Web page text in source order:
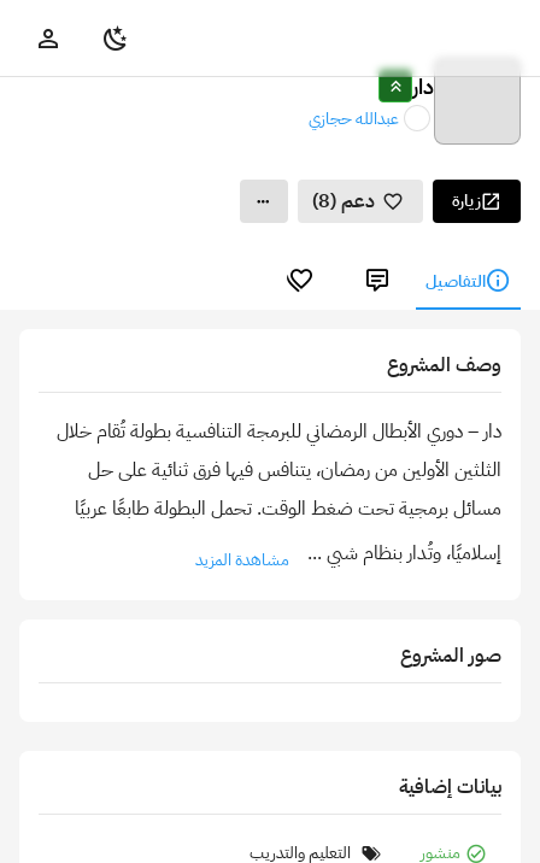
دار
عبدالله حجازي
زيارة دعم (8)
التفاصيل
وصف المشروع
دار – دوري الأبطال الرمضاني للبرمجة التنافسية بطولة تُقام خلال
الثلثين الأولين من رمضان، يتنافس فيها فرق ثنائية على حل
مسائل برمجية تحت ضغط الوقت. تحمل البطولة طابعًا عربيًا
إسلاميًا، وتُدار بنظام شبي ... مشاهدة المزيد
صور المشروع
بيانات إضافية
منشور
التعليم والتدريب